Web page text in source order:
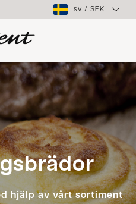
sv / SEK
hjälp av vårt sortiment